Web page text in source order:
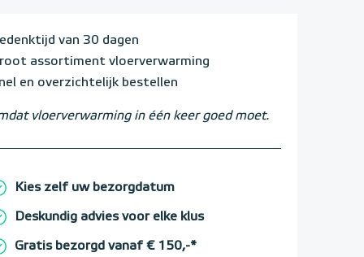
van 30 dagen
assortiment vloerverwarming
en overzichtelijk bestellen
vloerverwarming in één keer goed moet.
Kies zelf uw bezorgdatum
Deskundig advies voor elke klus
Gratis bezorgd vanaf € 150,-*